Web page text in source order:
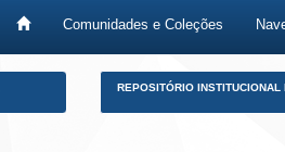
Comunidades e Coleções
REPOSITÓRIO INSTITUCIONAL